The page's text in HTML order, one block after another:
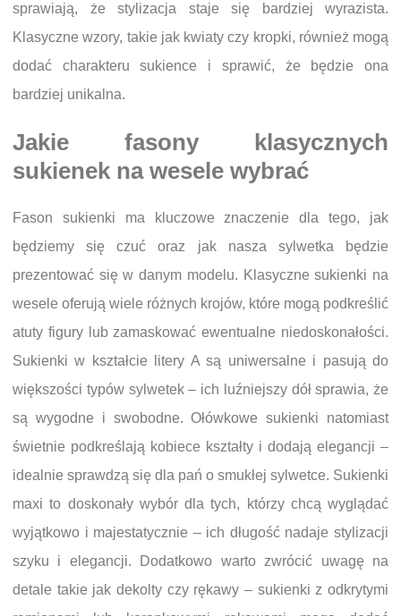
sprawiają, że stylizacja staje się bardziej wyrazista.
Klasyczne wzory, takie jak kwiaty czy kropki, również mogą
dodać charakteru sukience i sprawić, że będzie ona
bardziej unikalna.
Jakie fasony klasycznych
sukienek na wesele wybrać
Fason sukienki ma kluczowe znaczenie dla tego, jak
będziemy się czuć oraz jak nasza sylwetka będzie
prezentować się w danym modelu. Klasyczne sukienki na
wesele oferują wiele różnych krojów, które mogą podkreślić
atuty figury lub zamaskować ewentualne niedoskonałości.
Sukienki w kształcie litery A są uniwersalne i pasują do
większości typów sylwetek – ich luźniejszy dół sprawia, że
są wygodne i swobodne. Ołówkowe sukienki natomiast
świetnie podkreślają kobiece kształty i dodają elegancji –
idealnie sprawdzą się dla pań o smukłej sylwetce. Sukienki
maxi to doskonały wybór dla tych, którzy chcą wyglądać
wyjątkowo i majestatycznie – ich długość nadaje stylizacji
szyku i elegancji. Dodatkowo warto zwrócić uwagę na
detale takie jak dekolty czy rękawy – sukienki z odkrytymi